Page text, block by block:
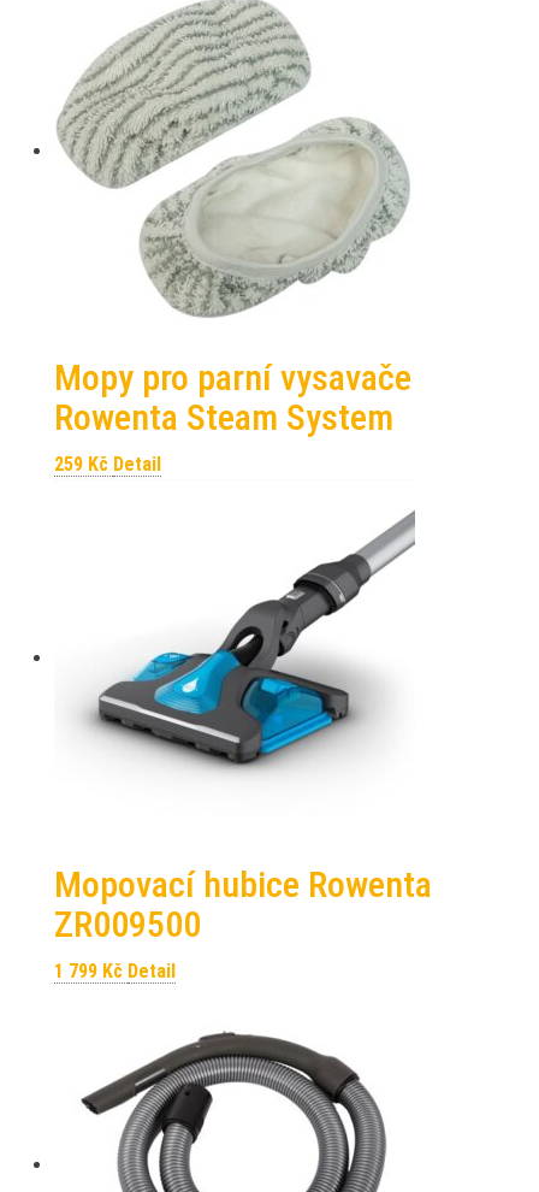
Mopy pro parní vysavače
Rowenta Steam System
259 Kč Detail
Mopovací hubice Rowenta
ZR009500
1 799 Kč Detail